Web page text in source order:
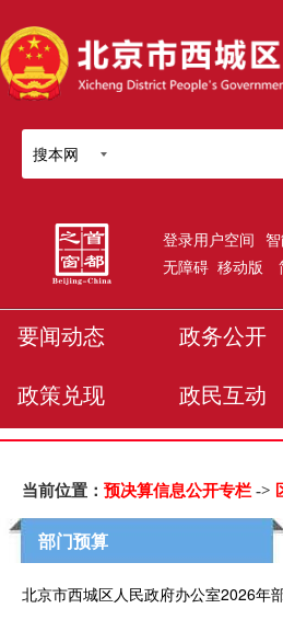
搜本网
登录用户空间
无障碍 移动版
要闻动态 政务公开
政策兑现 政民互动
当前位置： 预决算信息公开专栏 ->
部门预算
北京市西城区人民政府办公室2026年